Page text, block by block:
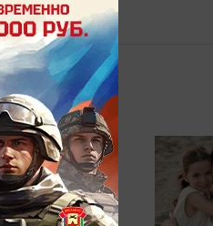
яңалыклар
5 яшьлек бала
кат тәрәзәсеннән
һәлак булган